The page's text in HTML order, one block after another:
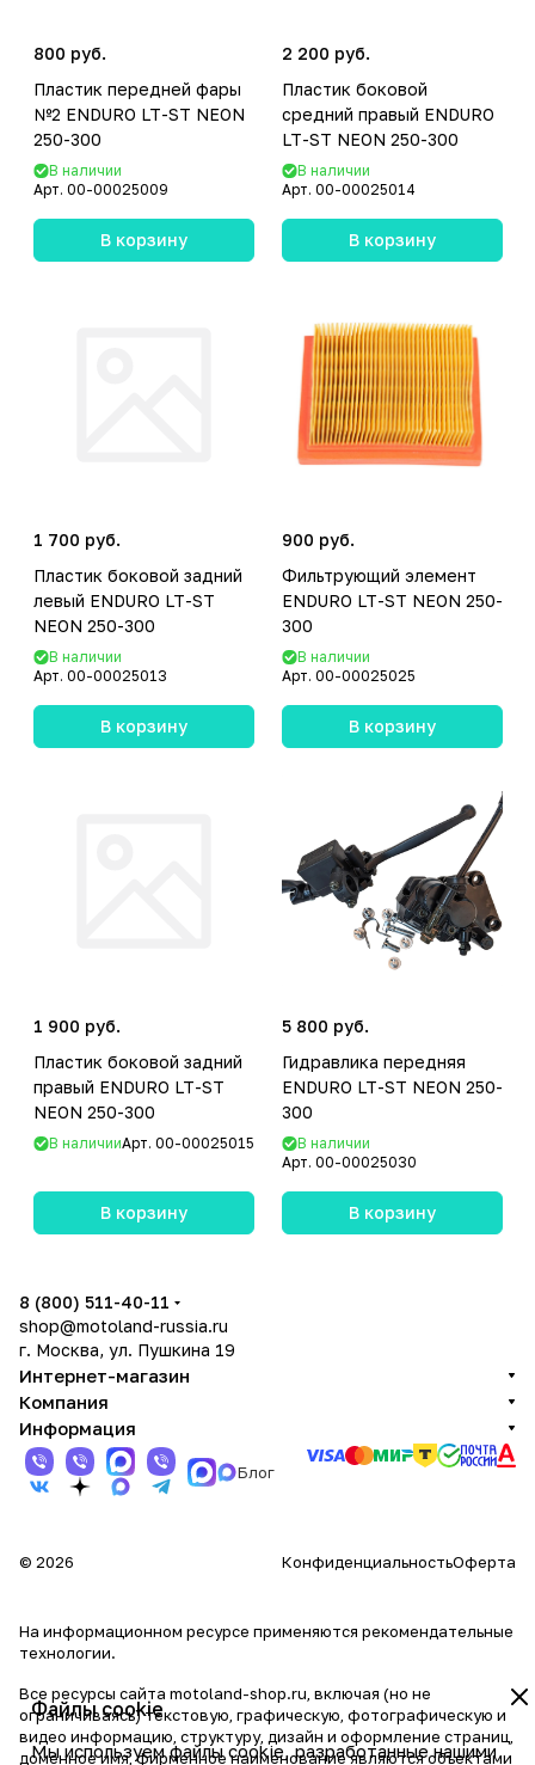
800 руб.
Пластик передней фары
№2 ENDURO LT-ST NEON
250-300
В наличии
Арт. 00-00025009
В корзину
2 200 руб.
Пластик боковой
средний правый ENDURO
LT-ST NEON 250-300
В наличии
Арт. 00-00025014
В корзину
1 700 руб.
Пластик боковой задний
левый ENDURO LT-ST
NEON 250-300
В наличии
Арт. 00-00025013
В корзину
900 руб.
Фильтрующий элемент
ENDURO LT-ST NEON 250-
300
В наличии
Арт. 00-00025025
В корзину
1 900 руб.
Пластик боковой задний
правый ENDURO LT-ST
NEON 250-300
В наличииАрт. 00-00025015
В корзину
5 800 руб.
Гидравлика передняя
ENDURO LT-ST NEON 250-
300
В наличии
Арт. 00-00025030
В корзину
Файлы cookie
Мы используем файлы cookie, разработанные нашими
8 (800) 511-40-11
shop@motoland-russia.ru
г. Москва, ул. Пушкина 19
Интернет-магазин
Компания
Информация
Блог
© 2026 КонфиденциальностьОферта
На информационном ресурсе применяются рекомендательные
технологии.
Все ресурсы сайта motoland-shop.ru, включая (но не
ограничиваясь) текстовую, графическую, фотографическую и
видео информацию, структуру, дизайн и оформление страниц,
доменное имя, фирменное наименование являются объектами